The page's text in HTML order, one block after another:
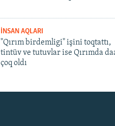
İNSAN AQLARI
"Qırım birdemligi" işini toqtattı,
tintüv ve tutuvlar ise Qırımda
çoq oldı